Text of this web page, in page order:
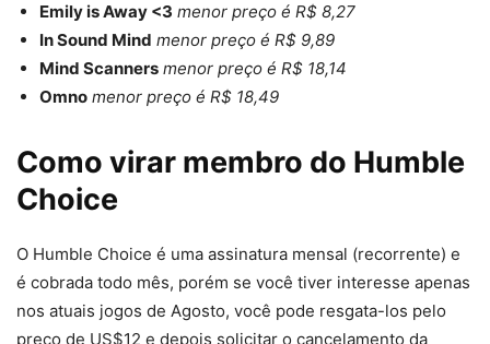
Emily is Away <3 menor preço é R$ 8,27
In Sound Mind menor preço é R$ 9,89
Mind Scanners menor preço é R$ 18,14
Omno menor preço é R$ 18,49
Como virar membro do Humble
Choice
O Humble Choice é uma assinatura mensal (recorrente) e
é cobrada todo mês, porém se você tiver interesse apenas
nos atuais jogos de Agosto, você pode resgata-los pelo
preço de US$12 e depois solicitar o cancelamento da